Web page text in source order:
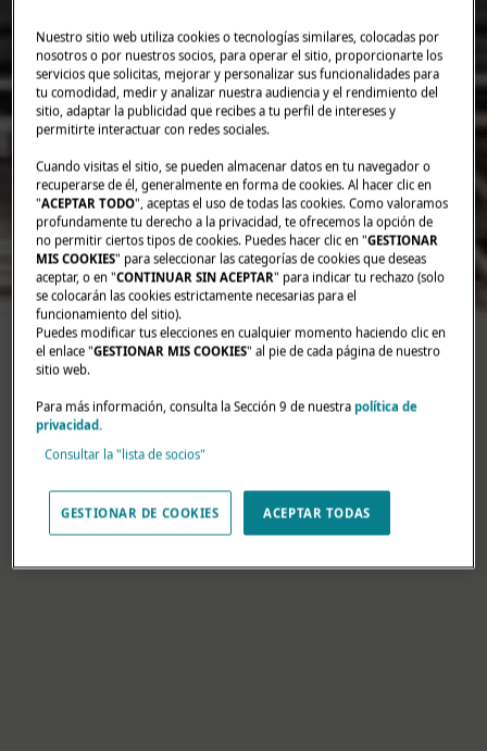
Nuestro sitio web utiliza cookies o tecnologías similares, colocadas por
nosotros o por nuestros socios, para operar el sitio, proporcionarte los
servicios que solicitas, mejorar y personalizar sus funcionalidades para
tu comodidad, medir y analizar nuestra audiencia y el rendimiento del
sitio, adaptar la publicidad que recibes a tu perfil de intereses y
permitirte interactuar con redes sociales.
Cuando visitas el sitio, se pueden almacenar datos en tu navegador o
recuperarse de él, generalmente en forma de cookies. Al hacer clic en
"ACEPTAR TODO", aceptas el uso de todas las cookies. Como valoramos
profundamente tu derecho a la privacidad, te ofrecemos la opción de
no permitir ciertos tipos de cookies. Puedes hacer clic en "GESTIONAR
MIS COOKIES" para seleccionar las categorías de cookies que deseas
aceptar, o en "CONTINUAR SIN ACEPTAR" para indicar tu rechazo (solo
se colocarán las cookies estrictamente necesarias para el
funcionamiento del sitio).
Puedes modificar tus elecciones en cualquier momento haciendo clic en
el enlace "GESTIONAR MIS COOKIES" al pie de cada página de nuestro
sitio web.
Para más información, consulta la Sección 9 de nuestrapolítica de
privacidad.
Consultar la "lista de socios"
GESTIONAR DE COOKIES ACEPTAR TODAS